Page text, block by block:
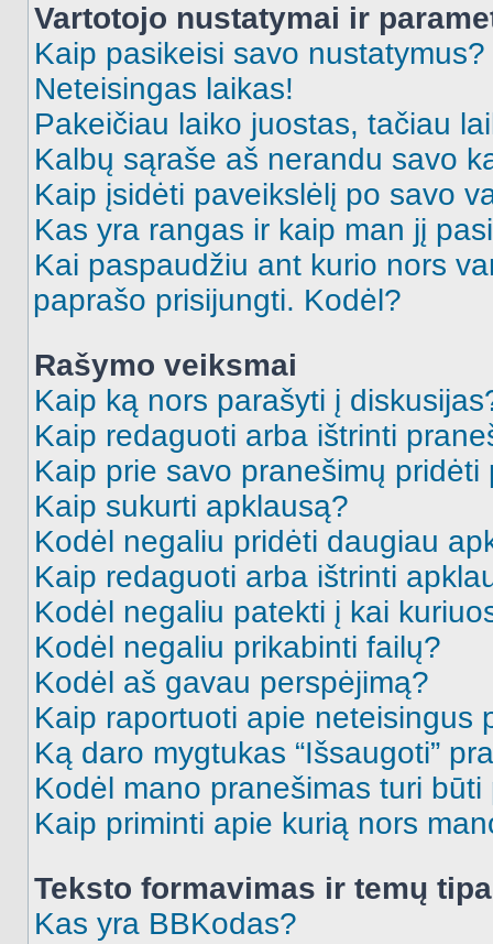
Vartotojo nustatymai ir
Kaip pasikeisi savo nustatymus?
Neteisingas laikas!
Pakeičiau laiko juostas, tačiau
Kalbų sąraše aš nerandu savo
Kaip įsidėti paveikslėlį po savo
Kas yra rangas ir kaip man jį
Kai paspaudžiu ant kurio nors
paprašo prisijungti. Kodėl?
Rašymo veiksmai
Kaip ką nors parašyti į
Kaip redaguoti arba ištrinti
Kaip prie savo pranešimų pridėti
Kaip sukurti apklausą?
Kodėl negaliu pridėti daugiau
Kaip redaguoti arba ištrinti
Kodėl negaliu patekti į kai
Kodėl negaliu prikabinti failų?
Kodėl aš gavau perspėjimą?
Kaip raportuoti apie neteisingus
Ką daro mygtukas “Išsaugoti”
Kodėl mano pranešimas turi būti
Kaip priminti apie kurią nors
Teksto formavimas ir temų
Kas yra BBKodas?